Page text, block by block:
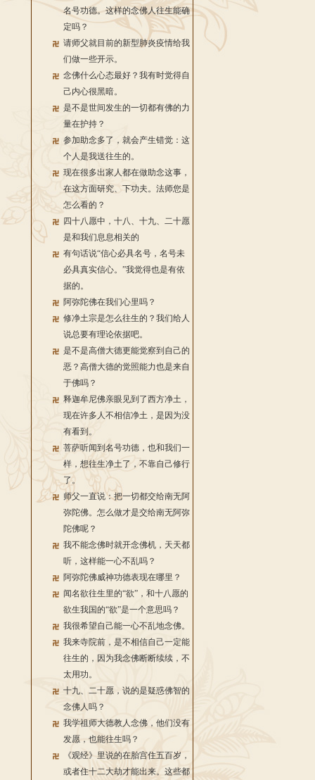
名号功德。这样的念佛人往生能确
定吗？
请师父就目前的新型肺炎疫情给我
们做一些开示。
念佛什么心态最好？我有时觉得自
己内心很黑暗。
是不是世间发生的一切都有佛的力
量在护持？
参加助念多了，就会产生错觉：这
个人是我送往生的。
现在很多出家人都在做助念这事，
在这方面研究、下功夫。法师您是
怎么看的？
四十八愿中，十八、十九、二十愿
是和我们息息相关的
有句话说“信心必具名号，名号未
必具真实信心。”我觉得也是有依
据的。
阿弥陀佛在我们心里吗？
修净土宗是怎么往生的？我们给人
说总要有理论依据吧。
是不是高僧大德更能觉察到自己的
恶？高僧大德的觉照能力也是来自
于佛吗？
释迦牟尼佛亲眼见到了西方净土，
现在许多人不相信净土，是因为没
有看到。
菩萨听闻到名号功德，也和我们一
样，想往生净土了，不靠自己修行
了。
师父一直说：把一切都交给南无阿
弥陀佛。怎么做才是交给南无阿弥
陀佛呢？
我不能念佛时就开念佛机，天天都
听，这样能一心不乱吗？
阿弥陀佛威神功德表现在哪里？
闻名欲往生里的“欲”，和十八愿的
欲生我国的“欲”是一个意思吗？
我很希望自己能一心不乱地念佛。
我来寺院前，是不相信自己一定能
往生的，因为我念佛断断续续，不
太用功。
十九、二十愿，说的是疑惑佛智的
念佛人吗？
我学祖师大德教人念佛，他们没有
发愿，也能往生吗？
《观经》里说的在胎宫住五百岁，
或者住十二大劫才能出来。这些都